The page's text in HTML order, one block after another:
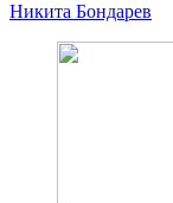
Никита Бондарев